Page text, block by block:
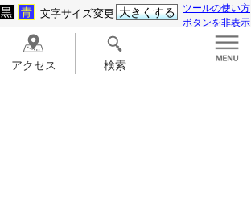
ツールの使い方
ボタンを非表示
文字サイズ変更 大きくする
黒 青
アクセス 検索